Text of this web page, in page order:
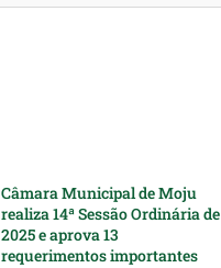
Câmara Municipal de Moju
realiza 14ª Sessão Ordinária de
2025 e aprova 13
requerimentos importantes